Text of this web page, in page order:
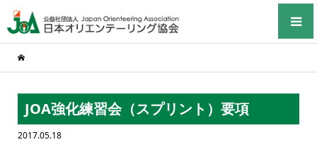
JOA強化練習会（スプリント）要項
2017.05.18